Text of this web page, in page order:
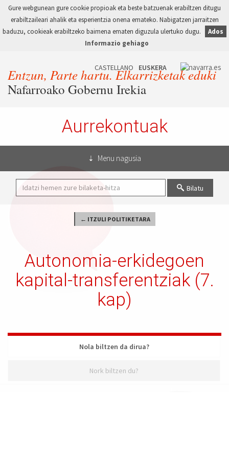
Gure webgunean gure cookie propioak eta beste batzuenak erabiltzen ditugu
erabiltzaileari ahalik eta esperientzia onena emateko. Nabigatzen jarraitzen
baduzu, cookieak erabiltzeko baimena ematen diguzula ulertuko dugu.
Ados
Informazio gehiago
Entzun, Parte hartu. Elkarrizketak eduki
Nafarroako Gobernu Irekia
Aurrekontuak
Menu nagusia
Bilatu
← ITZULI POLITIKETARA
Autonomia-erkidegoen
kapital-transferentziak (7.
kap)
Nola biltzen da dirua?
Nork biltzen du?